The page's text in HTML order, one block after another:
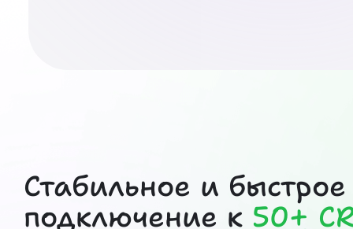
Стабильное и быстрое
подключение к 50+